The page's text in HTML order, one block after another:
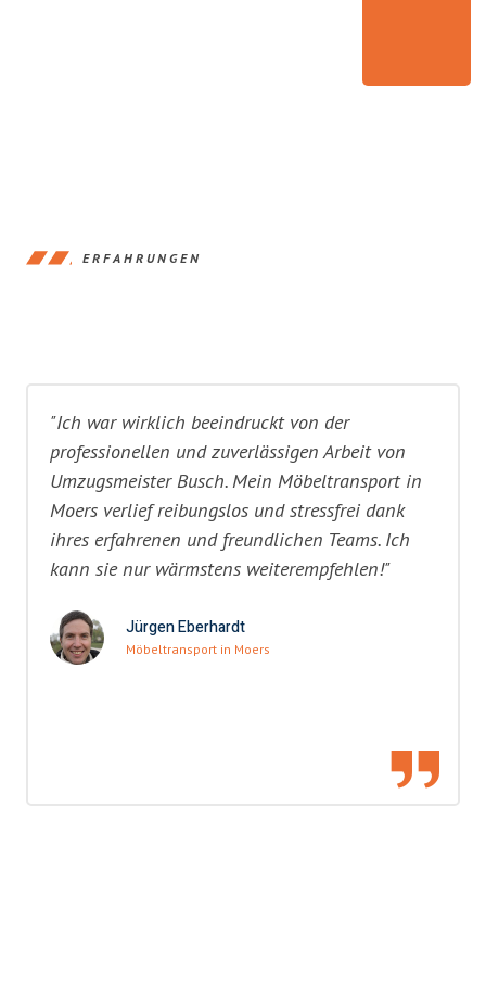
ERFAHRUNGEN
"Ich war wirklich beeindruckt von der
professionellen und zuverlässigen Arbeit von
Umzugsmeister Busch. Mein Möbeltransport in
Moers verlief reibungslos und stressfrei dank
ihres erfahrenen und freundlichen Teams. Ich
kann sie nur wärmstens weiterempfehlen!"
Jürgen Eberhardt
Möbeltransport in Moers